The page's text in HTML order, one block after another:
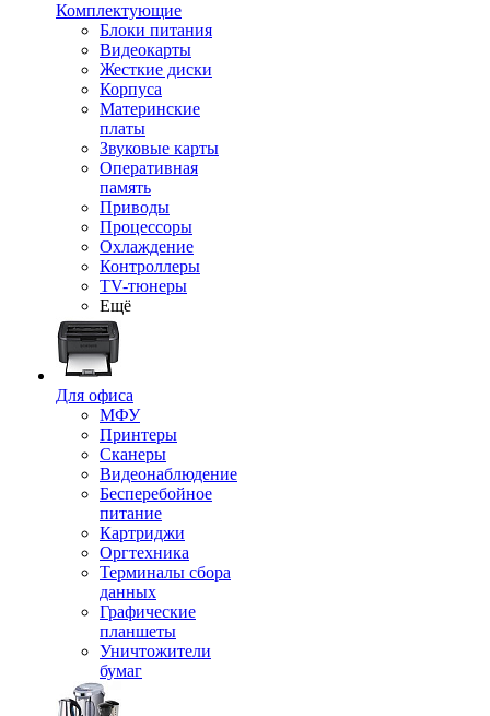
Комплектующие
Блоки питания
Видеокарты
Жесткие диски
Корпуса
Материнские
платы
Звуковые карты
Оперативная
память
Приводы
Процессоры
Охлаждение
Контроллеры
TV-тюнеры
Ещё
Для офиса
МФУ
Принтеры
Сканеры
Видеонаблюдение
Бесперебойное
питание
Картриджи
Оргтехника
Терминалы сбора
данных
Графические
планшеты
Уничтожители
бумаг